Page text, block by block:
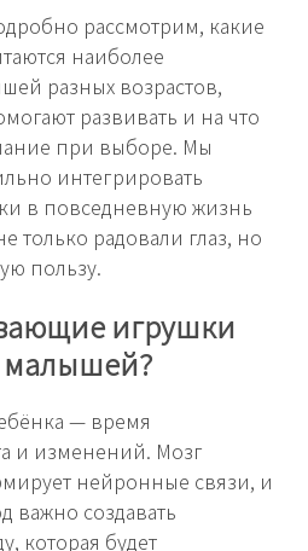
рассмотрим, какие
наиболее
разных возрастов,
развивать и на что
при выборе. Мы
интегрировать
в повседневную жизнь
только радовали глаз, но
пользу.
игрушки
малышей?
— время
и изменений. Мозг
нейронные связи, и
важно создавать
которая будет